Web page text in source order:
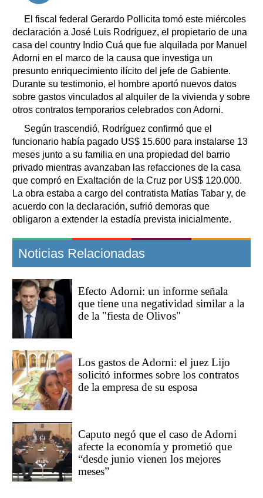
El fiscal federal Gerardo Pollicita tomó este miércoles
declaración a José Luis Rodríguez, el propietario de una
casa del country Indio Cuá que fue alquilada por Manuel
Adorni en el marco de la causa que investiga un
presunto enriquecimiento ilícito del jefe de Gabiente.
Durante su testimonio, el hombre aportó nuevos datos
sobre gastos vinculados al alquiler de la vivienda y sobre
otros contratos temporarios celebrados con Adorni.
Según trascendió, Rodríguez confirmó que el
funcionario había pagado US$ 15.600 para instalarse 13
meses junto a su familia en una propiedad del barrio
privado mientras avanzaban las refacciones de la casa
que compró en Exaltación de la Cruz por US$ 120.000.
La obra estaba a cargo del contratista Matías Tabar y, de
acuerdo con la declaración, sufrió demoras que
obligaron a extender la estadía prevista inicialmente.
Noticias Relacionadas
Efecto Adorni: un informe señala
que tiene una negatividad similar a la
de la "fiesta de Olivos"
Los gastos de Adorni: el juez Lijo
solicitó informes sobre los contratos
de la empresa de su esposa
Caputo negó que el caso de Adorni
afecte la economía y prometió que
“desde junio vienen los mejores
meses”